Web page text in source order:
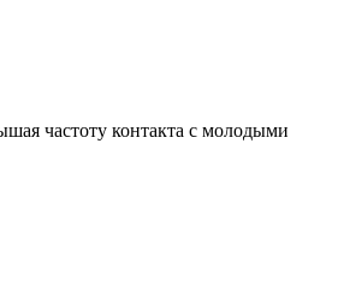
частоту контакта с молодыми